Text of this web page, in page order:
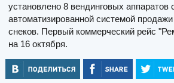
установлено 8 вендинговых аппаратов
автоматизированной системой
снеков. Первый коммерческий рейс
на 16 октября.